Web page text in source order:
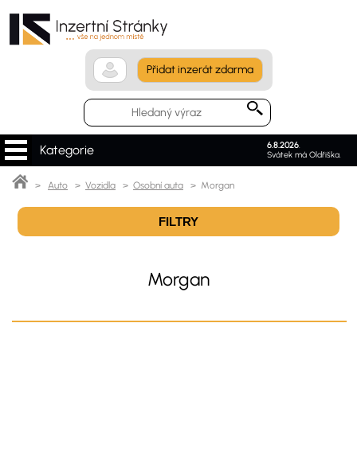
Přidat inzerát zdarma
6.8.2026.
Svátek má Oldřiška.
Kategorie
> Auto > Vozidla > Osobní auta > Morgan
FILTRY
Morgan